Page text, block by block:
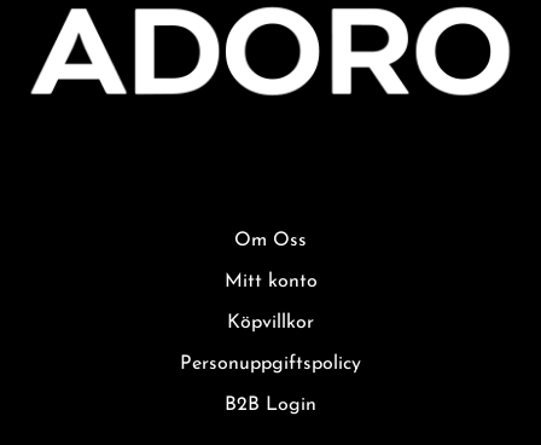
Om Oss
Mitt konto
Köpvillkor
Personuppgiftspolicy
B2B Login